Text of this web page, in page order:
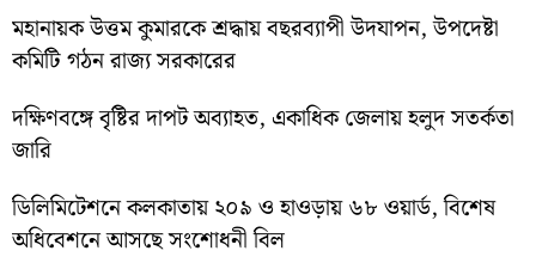
মহানায়ক উত্তম কুমারকে শ্রদ্ধায় বছরব্যাপী উদযাপন, উপদেষ্টা
কমিটি গঠন রাজ্য সরকারের
দক্ষিণবঙ্গে বৃষ্টির দাপট অব্যাহত, একাধিক জেলায় হলুদ সতর্কতা
জারি
ডিলিমিটেশনে কলকাতায় ২০৯ ও হাওড়ায় ৬৮ ওয়ার্ড, বিশেষ
অধিবেশনে আসছে সংশোধনী বিল